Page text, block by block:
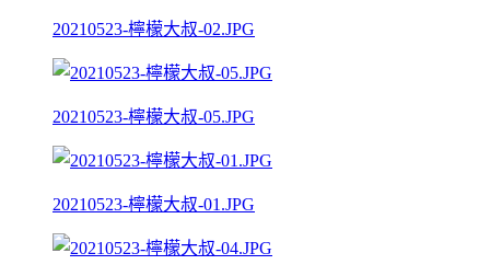
20210523-檸檬大叔-02.JPG
20210523-檸檬大叔-05.JPG
20210523-檸檬大叔-01.JPG